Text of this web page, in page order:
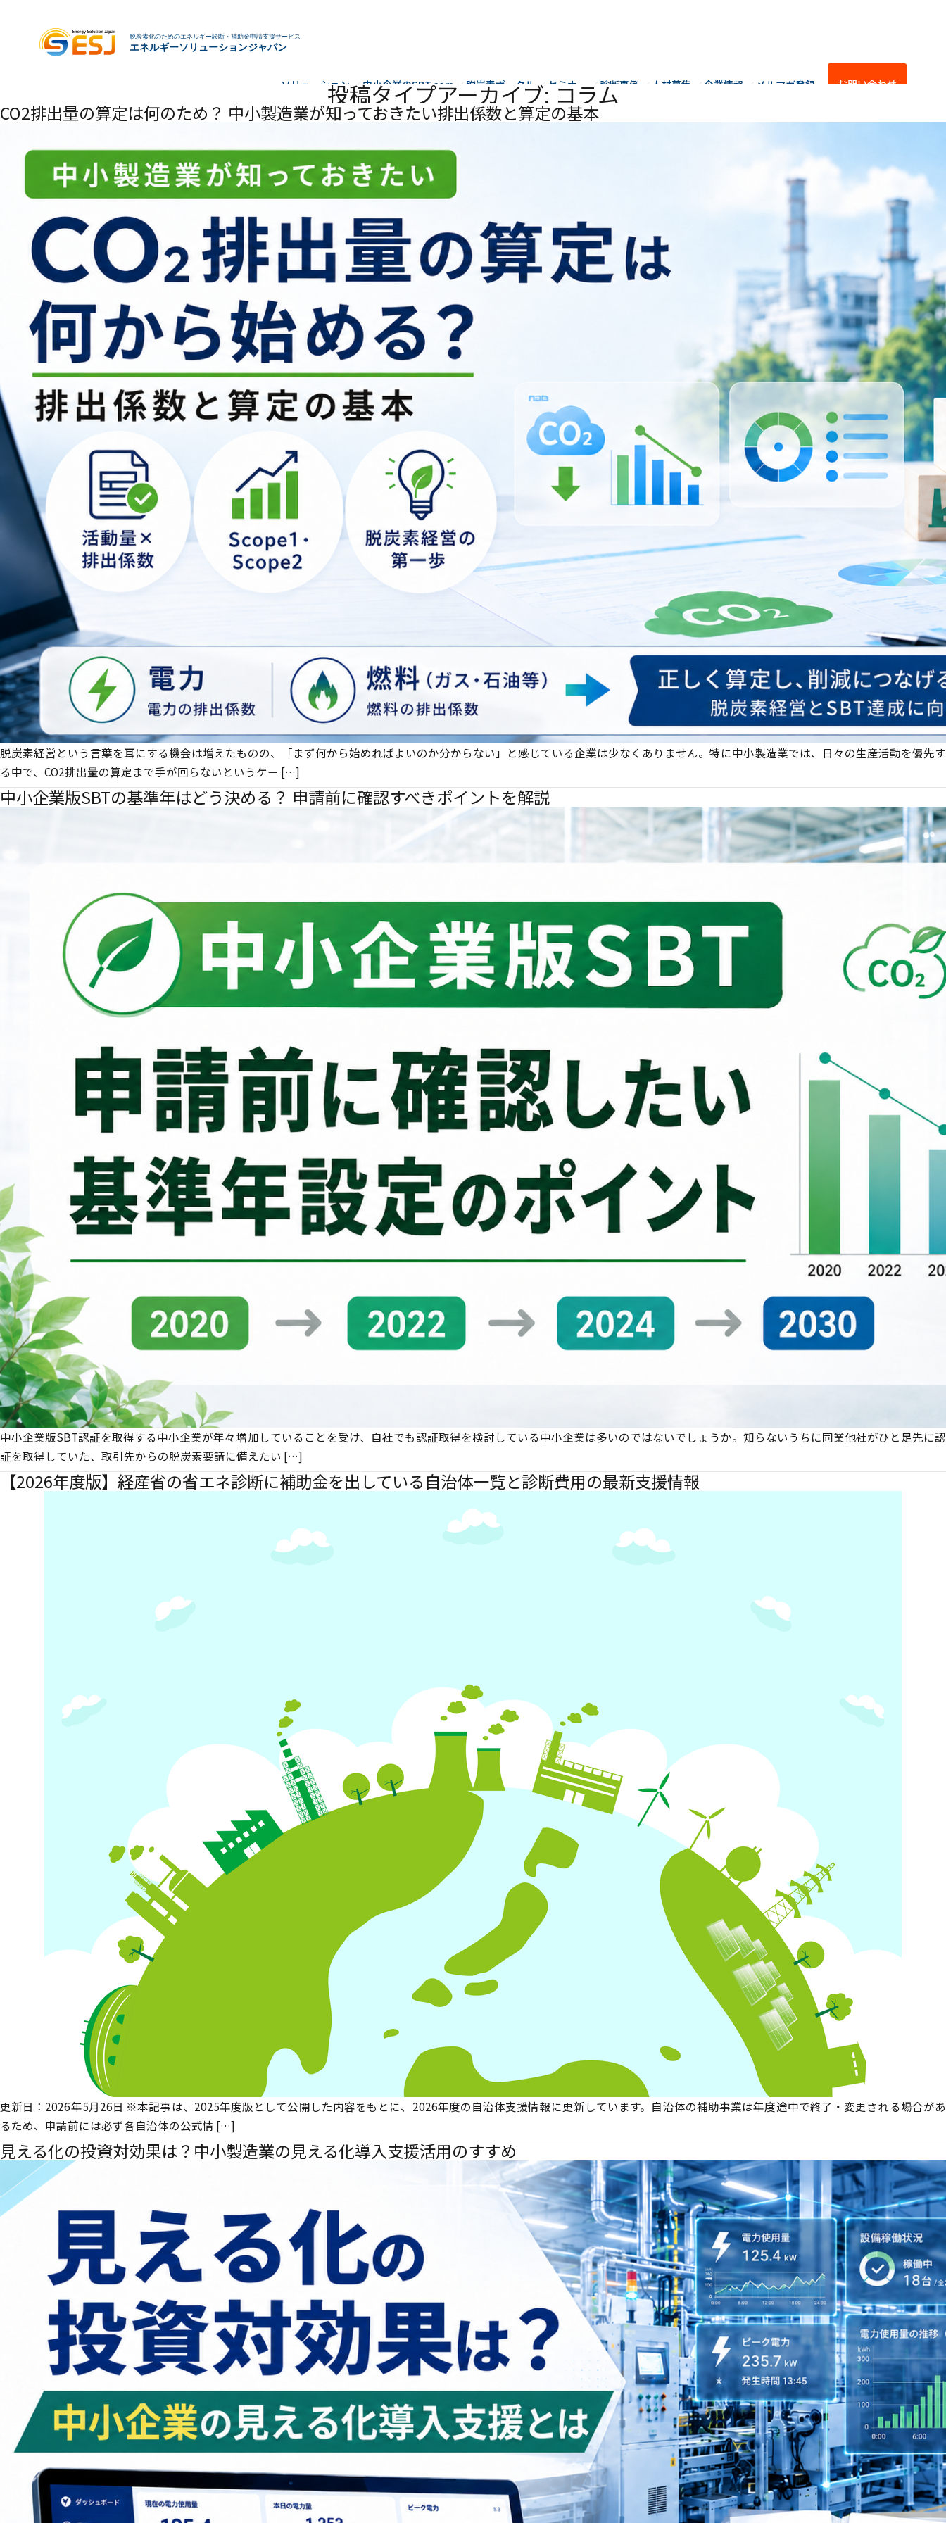
ツ
へ
ス
脱炭素化のためのエネルギー診断・補助金申請支援サービス
エネルギーソリューションジャパン
ソリューション 中小企業のSBT.com 脱炭素ポータル セミナー 診断事例 人材募集 企業情報 メルマガ登録 お問い合わせ
投稿タイプアーカイブ:コラム
CO2排出量の算定は何のため？ 中小製造業が知っておきたい排出係数と算定の基本
脱炭素経営という言葉を耳にする機会は増えたものの、「まず何から始めればよいのか分からない」と感じている企業は少なくありません。特に中小製造業では、日々の生産活動を優先す
る中で、CO2排出量の算定まで手が回らないというケー […]
中小企業版SBTの基準年はどう決める？ 申請前に確認すべきポイントを解説
中小企業版SBT認証を取得する中小企業が年々増加していることを受け、自社でも認証取得を検討している中小企業は多いのではないでしょうか。知らないうちに同業他社がひと足先に認
証を取得していた、取引先からの脱炭素要請に備えたい […]
【2026年度版】経産省の省エネ診断に補助金を出している自治体一覧と診断費用の最新支援情報
更新日：2026年5月26日 ※本記事は、2025年度版として公開した内容をもとに、2026年度の自治体支援情報に更新しています。自治体の補助事業は年度途中で終了・変更される場合があ
るため、申請前には必ず各自治体の公式情 […]
見える化の投資対効果は？中小製造業の見える化導入支援活用のすすめ